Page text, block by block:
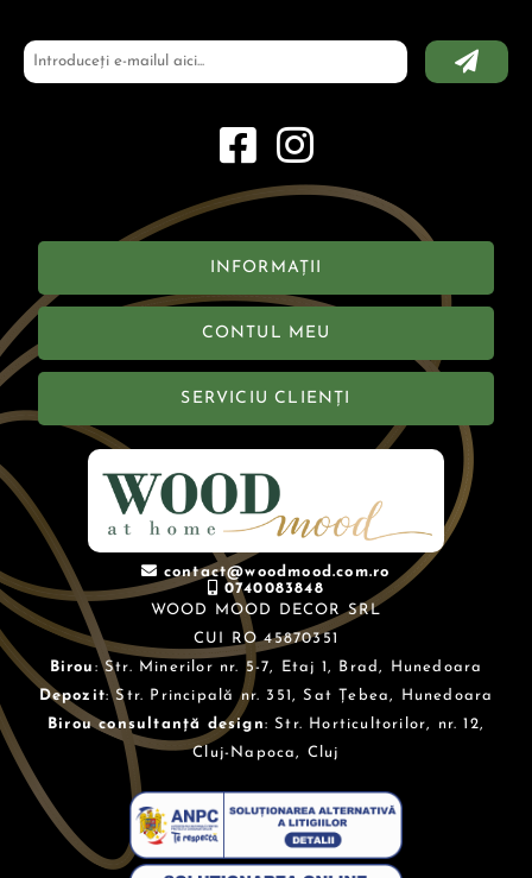
INFORMAȚII
CONTUL MEU
SERVICIU CLIENȚI
contact@woodmood.com.ro
0740083848
WOOD MOOD DECOR SRL
CUI RO 45870351
Birou : Str. Minerilor nr. 5-7, Etaj 1, Brad, Hunedoara
Depozit: Str. Principală nr. 351, Sat Țebea, Hunedoara
Birou consultanță design: Str. Horticultorilor, nr. 12,
Cluj-Napoca, Cluj